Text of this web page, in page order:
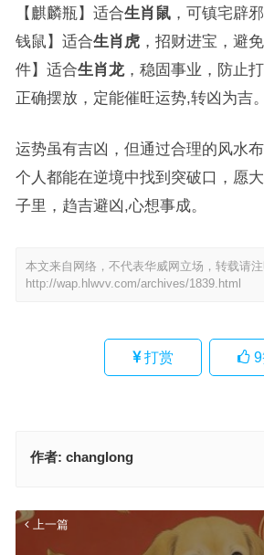
【麒麟瓶】适合生肖鼠，可镇宅辟
钱鼠】适合生肖虎，招财进宝，避
件】适合生肖龙，稳固事业，防止
正确摆放，定能催旺运势,转凶为吉。
运势虽有吉凶，但通过合理的风水
个人都能在逆境中找到突破口，愿
子里，趋吉避凶,心想事成。
本文来自网络，不代表华威网立场，转载请注
http://wap.hlwvv.com/archives/1839.html
打赏 9
作者: changlong
上一篇